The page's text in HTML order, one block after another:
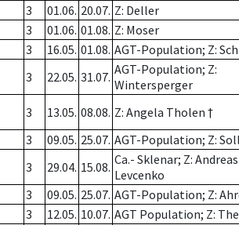
3 01.06. 20.07. Z: Deller
3 01.06. 01.08. Z: Moser
3 16.05. 01.08. AGT-Population; Z:
3 22.05. 31.07. AGT-Population; Z:
Wintersperger
3 13.05. 08.08. Z: Angela Tholen †
3 09.05. 25.07. AGT-Population; Z:
3 29.04. 15.08. Ca.- Sklenar; Z: Andreas
Levcenko
3 09.05. 25.07. AGT-Population; Z:
3 12.05. 10.07. AGT Population; Z: